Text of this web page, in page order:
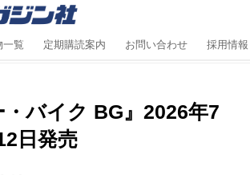
一覧 定期購読案内 お問い合わせ 採用情報
・バイク BG』2026年7
日発売